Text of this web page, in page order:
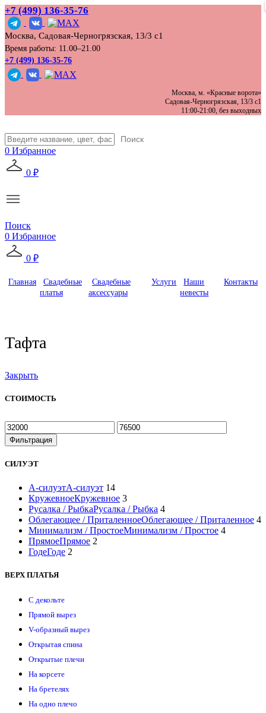
+7 (499) 136‑35‑76
Москва, Садовая-Черногрязская, 13/3 с1
Время работы: 11.00–21.00
+7 (499) 136-35-76
Москва, м. «Красные ворота»
Садовая-Черногрязская, 13/3 с1
11:00-21:00, без выходных
Поиск
0 Избранное
0 ₽
Поиск
0 Избранное
0 ₽
Главная
Свадебные
платья
Свадебные
аксессуары
Услуги
Наши
невесты
Контакты
Тафта
Закрыть
СТОИМОСТЬ
Фильтрация
СИЛУЭТ
А-силуэтА-силуэт 14
КружевноеКружевное 3
Русалка / РыбкаРусалка / Рыбка 4
Облегающее / ПриталенноеОблегающее / Приталенное 4
Минимализм / ПростоеМинимализм / Простое 4
ПрямоеПрямое 2
ГодеГоде 2
ВЕРХ ПЛАТЬЯ
С декольте
Прямой вырез
V-образный вырез
Открытая спина
Открытые плечи
На корсете
На бретелях
На одно плечо